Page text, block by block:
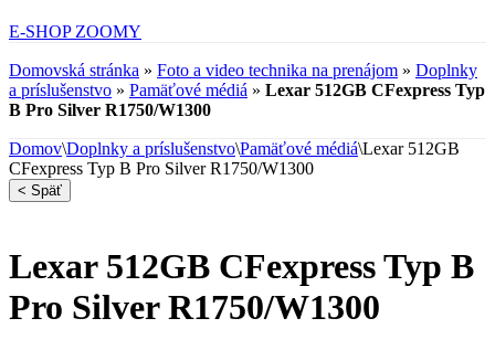
E-SHOP ZOOMY
Domovská stránka » Foto a video technika na prenájom » Doplnky
a príslušenstvo » Pamäťové médiá » Lexar 512GB CFexpress Typ
B Pro Silver R1750/W1300
Domov\Doplnky a príslušenstvo\Pamäťové médiá\Lexar 512GB
CFexpress Typ B Pro Silver R1750/W1300
< Späť
Lexar 512GB CFexpress Typ B
Pro Silver R1750/W1300